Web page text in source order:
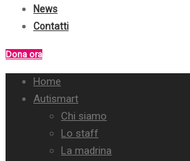
News
Contatti
Dona ora
Home
Autismart
Chi siamo
Lo staff
La madrina